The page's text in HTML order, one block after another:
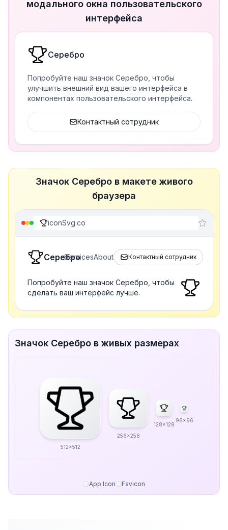
модального окна пользовательского
интерфейса
Серебро
Попробуйте наш значок Серебро, чтобы
улучшить внешний вид вашего интерфейса в
компонентах пользовательского интерфейса.
Контактный сотрудник
Значок Серебро в макете живого
браузера
iconSvg.co
Серебро
ServicesAbout Контактный сотрудник
Попробуйте наш значок Серебро, чтобы
сделать ваш интерфейс лучше.
Значок Серебро в живых размерах
512x512
256x256
128x128
96x96
App Icon Favicon